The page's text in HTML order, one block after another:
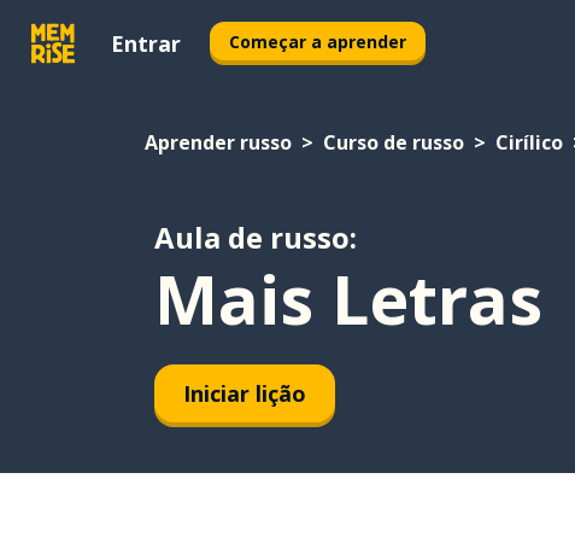
Entrar Começar a aprender
Aprender russo Curso de russo Cirílico
Aula de russo:
Mais Letras
Iniciar lição